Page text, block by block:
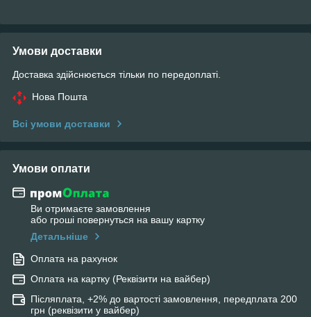
Умови доставки
Доставка здійснюється тільки по передоплаті.
Нова Пошта
Всі умови доставки
Умови оплати
Ви отримаєте замовлення
або гроші повернуться на вашу картку
Детальніше
Оплата на рахунок
Оплата на картку (Реквізити на вайбер)
Післяплата, +2% до вартості замовлення, передплата 200
грн (реквізити у вайбер)